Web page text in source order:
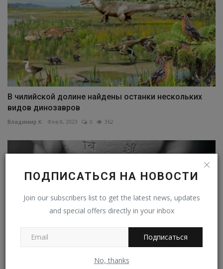
ПОДПИСАТЬСЯ НА НОВОСТИ
Join our subscribers list to get the latest news, updates
and special offers directly in your inbox
Подписаться
No, thanks
В чилийской долине найдены останки нескольких
видов динозавров
Владимир К. Фев 8, 2023 0 362